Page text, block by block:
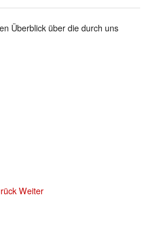
Überblick über die durch uns
Weiter